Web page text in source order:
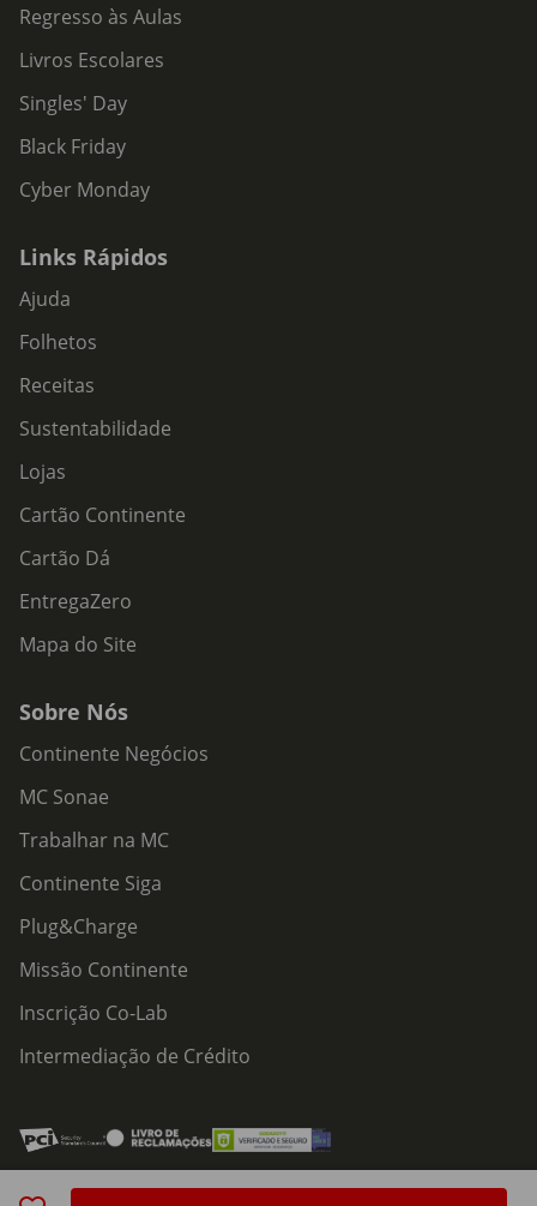
Regresso às Aulas
Livros Escolares
Singles' Day
Black Friday
Cyber Monday
Links Rápidos
Ajuda
Folhetos
Receitas
Sustentabilidade
Lojas
Cartão Continente
Cartão Dá
EntregaZero
Mapa do Site
Sobre Nós
Continente Negócios
MC Sonae
Trabalhar na MC
Continente Siga
Plug&Charge
Missão Continente
Inscrição Co-Lab
Intermediação de Crédito
Acessibilidade